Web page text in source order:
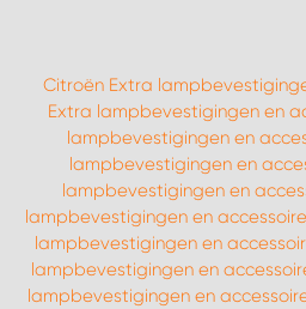
Citroën Extra
Extra lampbevestigingen en
lampbevestigingen en
lampbevestigingen en
lampbevestigingen en
lampbevestigingen en
lampbevestigingen en
lampbevestigingen en
lampbevestigingen en